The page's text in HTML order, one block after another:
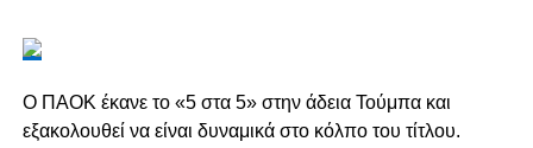
Ο ΠΑΟΚ έκανε το «5 στα 5» στην άδεια Τούμπα και
εξακολουθεί να είναι δυναμικά στο κόλπο του τίτλου.